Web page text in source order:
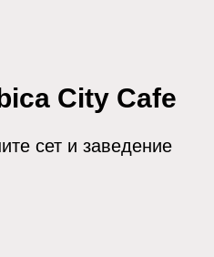
City Cafe
сет и заведение